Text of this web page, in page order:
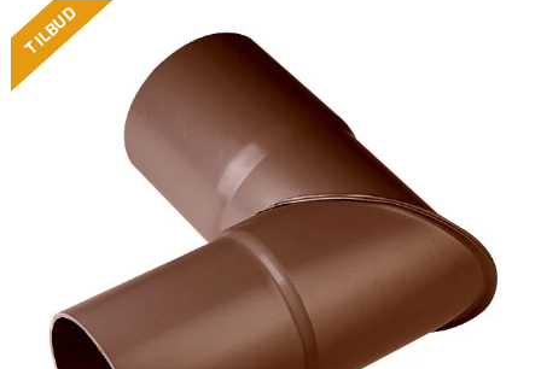
TILBUD